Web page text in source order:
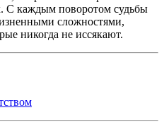
С каждым поворотом судьбы
сложностями,
никогда не иссякают.